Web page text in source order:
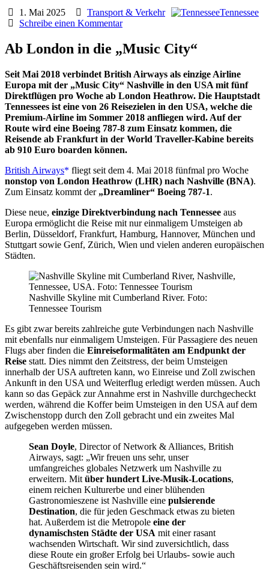
1. Mai 2025 Transport & Verkehr
Tennessee
Schreibe einen Kommentar
Ab London in die „Music City“
Seit Mai 2018 verbindet British Airways als einzige Airline
Europa mit der „Music City“ Nashville in den USA mit fünf
Direktflügen pro Woche ab London Heathrow. Die Hauptstadt
Tennessees ist eine von 26 Reisezielen in den USA, welche die
Premium-Airline im Sommer 2018 anfliegen wird. Auf der
Route wird eine Boeing 787-8 zum Einsatz kommen, die
Reisende ab Frankfurt in der World Traveller-Kabine bereits
ab 910 Euro boarden können.
British Airways
fliegt seit dem 4. Mai 2018 fünfmal pro Woche
nonstop von London Heathrow (LHR) nach Nashville (BNA).
Zum Einsatz kommt der „Dreamliner“ Boeing 787-1.
Diese neue, einzige Direktverbindung nach Tennessee aus
Europa ermöglicht die Reise mit nur einmaligem Umsteigen ab
Berlin, Düsseldorf, Frankfurt, Hamburg, Hannover, München und
Stuttgart sowie Genf, Zürich, Wien und vielen anderen europäischen
Städten.
Nashville Skyline mit Cumberland River. Foto:
Tennessee Tourism
Es gibt zwar bereits zahlreiche gute Verbindungen nach Nashville
mit ebenfalls nur einmaligem Umsteigen. Für Passagiere des neuen
Flugs aber finden die Einreiseformalitäten am Endpunkt der
Reise statt. Dies nimmt den Zeitstress, der beim Umsteigen
innerhalb der USA auftreten kann, wo Einreise und Zoll zwischen
Ankunft in den USA und Weiterflug erledigt werden müssen. Auch
kann so das Gepäck zur Annahme erst in Nashville durchgecheckt
werden, während die Koffer beim Umsteigen in den USA auf dem
Zwischenstopp durch den Zoll gebracht und ein zweites Mal
aufgegeben werden müssen.
Sean Doyle, Director of Network & Alliances, British
Airways, sagt: „Wir freuen uns sehr, unser
umfangreiches globales Netzwerk um Nashville zu
erweitern. Mit über hundert Live-Musik-Locations,
einem reichen Kulturerbe und einer blühenden
Gastronomieszene ist Nashville eine pulsierende
Destination, die für jeden Geschmack etwas zu bieten
hat. Außerdem ist die Metropole eine der
dynamischsten Städte der USA mit einer rasant
wachsenden Wirtschaft. Wir sind zuversichtlich, dass
diese Route ein großer Erfolg bei Urlaubs- sowie auch
Geschäftsreisenden sein wird.“